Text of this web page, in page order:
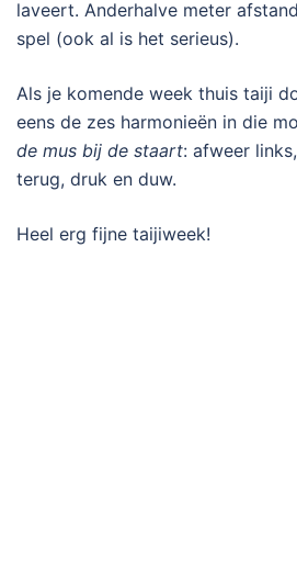
laveert. Anderhalve meter
spel (ook al is het serieus).
Als je komende week thuis taiji
eens de zes harmonieën in die
de mus bij de staart: afweer
terug, druk en duw.
Heel erg fijne taijiweek!